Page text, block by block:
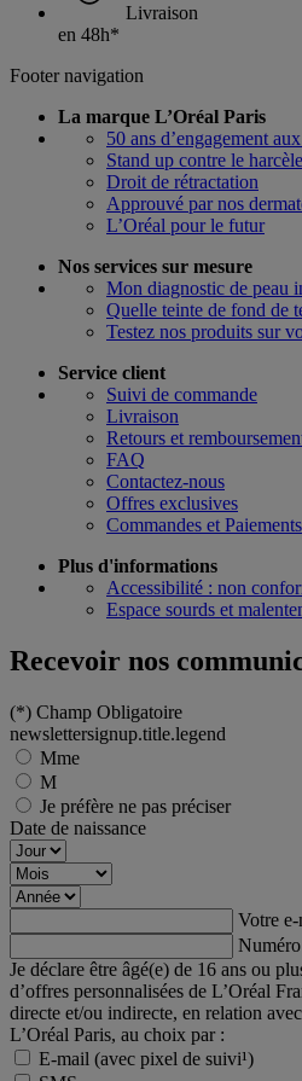
Livraison
en 48h*
Footer navigation
La marque L’Oréal Paris
50 ans d’engagement
Stand up contre le
Droit de rétractation
Approuvé par nos
L’Oréal pour le futur
Nos services sur mesure
Mon diagnostic de peau
Quelle teinte de fond de
Testez nos produits sur
Service client
Suivi de commande
Livraison
Retours et
FAQ
Contactez-nous
Offres exclusives
Commandes et Paiements
Plus d'informations
Accessibilité : non
Espace sourds et
Recevoir nos
(*) Champ Obligatoire
newslettersignup.title.legend
Mme
M
Je préfère ne pas préciser
Date de naissance
Votre
Je déclare être âgé(e) de 16 ans ou
d’offres personnalisées de L’Oréal
directe et/ou indirecte, en relation
L’Oréal Paris, au choix par :
E-mail (avec pixel de suivi¹)